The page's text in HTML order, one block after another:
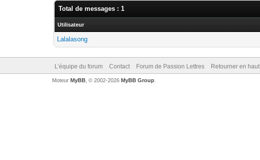
Total de messages : 1
Utilisateur
Lalalasong
L’équipe du forum Contact Forum de Passion Lettres Retourner en haut
Moteur MyBB, © 2002-2026 MyBB Group.